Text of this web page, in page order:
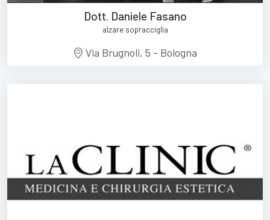
Dott. Daniele Fasano
alzare sopracciglia
Via Brugnoli, 5 - Bologna